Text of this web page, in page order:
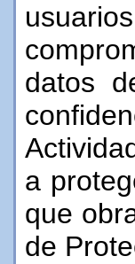
datos
a
que
de